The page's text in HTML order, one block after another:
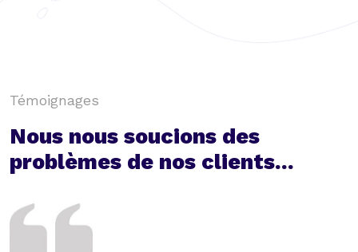
Témoignages
Nous nous soucions des
problèmes de nos clients...